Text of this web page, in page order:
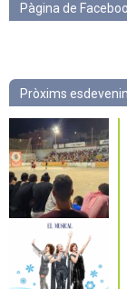
Pàgina de
Pròxims